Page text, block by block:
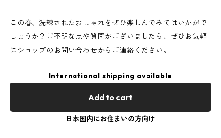
この春、洗練されたおしゃれをぜひ楽しんでみてはいかがで
しょうか？ご不明な点や質問がございましたら、ぜひお気軽
にショップのお問い合わせからご連絡ください。
International shipping available
Add to cart
日本国内にお住まいの方向け